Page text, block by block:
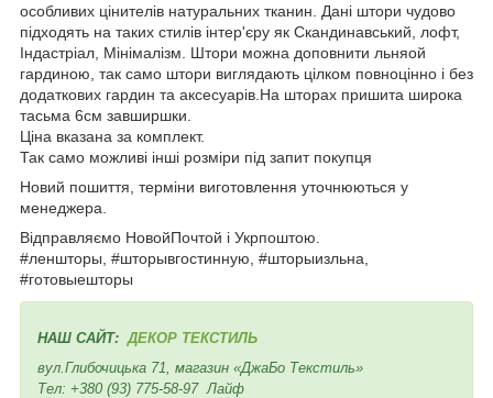
особливих цінителів натуральних тканин. Дані штори чудово
підходять на таких стилів інтер'єру як Скандинавський, лофт,
Індастріал, Мінімалізм. Штори можна доповнити льняой
гардиною, так само штори виглядають цілком повноцінно і без
додаткових гардин та аксесуарів.На шторах пришита широка
тасьма 6см завширшки.
Ціна вказана за комплект.
Так само можливі інші розміри під запит покупця
Новий пошиття, терміни виготовлення уточнюються у
менеджера.
Відправляємо НовойПочтой і Укрпоштою.
#леншторы, #шторывгостинную, #шторыизльна,
#готовыешторы
НАШ САЙТ: ДЕКОР ТЕКСТИЛЬ
вул.Глибочицька 71, магазин «ДжаБо Текстиль»
Тел: +380 (93) 775-58-97 Лайф